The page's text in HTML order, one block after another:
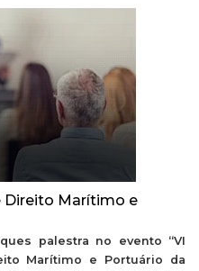
Direito Marítimo e
palestra no evento “VI
Marítimo e Portuário da